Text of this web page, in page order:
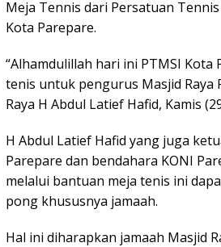
Meja Tennis dari Persatuan
Kota Parepare.
“Alhamdulillah hari ini PTMSI
tenis untuk pengurus Masjid Raya
Raya H Abdul Latief Hafid, Kamis
H Abdul Latief Hafid yang juga
Parepare dan bendahara KONI
melalui bantuan meja tenis ini
pong khususnya jamaah.
Hal ini diharapkan jamaah Masjid